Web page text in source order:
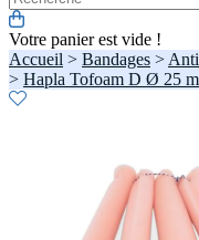
Votre panier est vide !
Accueil > Bandages >
> Hapla Tofoam D Ø 25